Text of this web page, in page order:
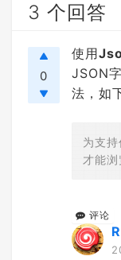
3 个回答
0
使用
JSON
法，如
为支
才能浏
评论